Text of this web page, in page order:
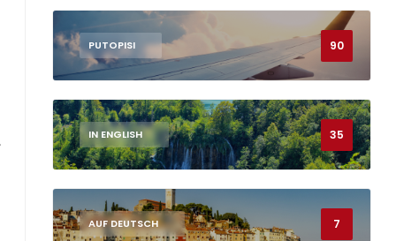
PUTOPISI 90
IN ENGLISH 35
AUF DEUTSCH 7